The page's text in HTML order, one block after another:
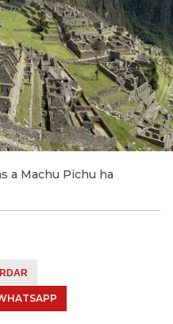
a Machu Pichu ha